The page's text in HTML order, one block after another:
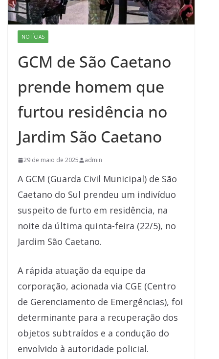
NOTÍCIAS
GCM de São Caetano
prende homem que
furtou residência no
Jardim São Caetano
29 de maio de 2025 admin
A GCM (Guarda Civil Municipal) de São
Caetano do Sul prendeu um indivíduo
suspeito de furto em residência, na
noite da última quinta-feira (22/5), no
Jardim São Caetano.
A rápida atuação da equipe da
corporação, acionada via CGE (Centro
de Gerenciamento de Emergências), foi
determinante para a recuperação dos
objetos subtraídos e a condução do
envolvido à autoridade policial.